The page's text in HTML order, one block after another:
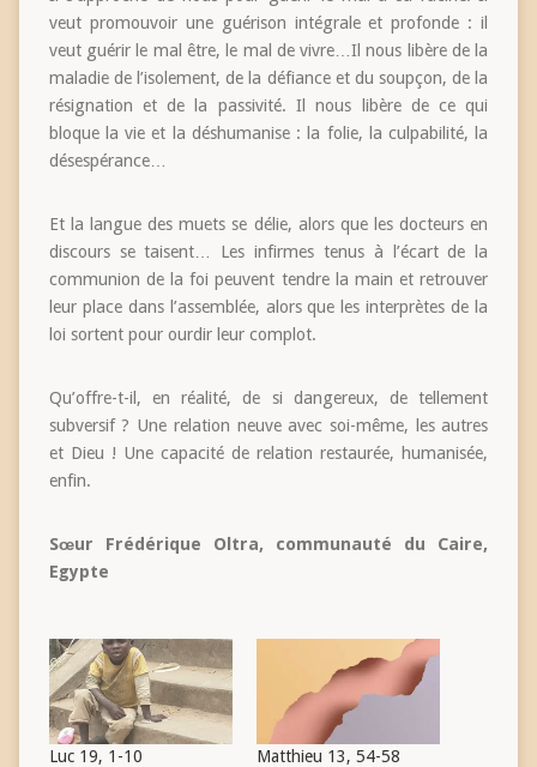
veut promouvoir une guérison intégrale et profonde : il
veut guérir le mal être, le mal de vivre…Il nous libère de la
maladie de l’isolement, de la défiance et du soupçon, de la
résignation et de la passivité. Il nous libère de ce qui
bloque la vie et la déshumanise : la folie, la culpabilité, la
désespérance…
Et la langue des muets se délie, alors que les docteurs en
discours se taisent… Les infirmes tenus à l’écart de la
communion de la foi peuvent tendre la main et retrouver
leur place dans l’assemblée, alors que les interprètes de la
loi sortent pour ourdir leur complot.
Qu’offre-t-il, en réalité, de si dangereux, de tellement
subversif ? Une relation neuve avec soi-même, les autres
et Dieu ! Une capacité de relation restaurée, humanisée,
enfin.
Sœur Frédérique Oltra, communauté du Caire,
Egypte
Luc 19, 1-10
Matthieu 13, 54-58